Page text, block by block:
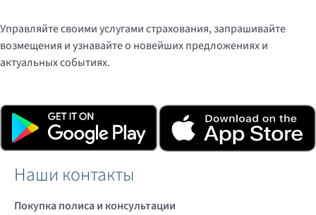
Управляйте своими услугами страхования, запрашивайте
возмещения и узнавайте о новейших предложениях и
актуальных событиях.
Наши контакты
Покупка полиса и консультации